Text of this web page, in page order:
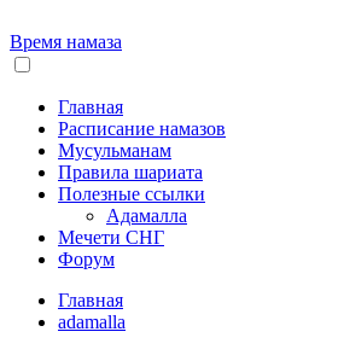
Время намаза
Главная
Расписание намазов
Мусульманам
Правила шариата
Полезные ссылки
Адамалла
Мечети СНГ
Форум
Главная
adamalla